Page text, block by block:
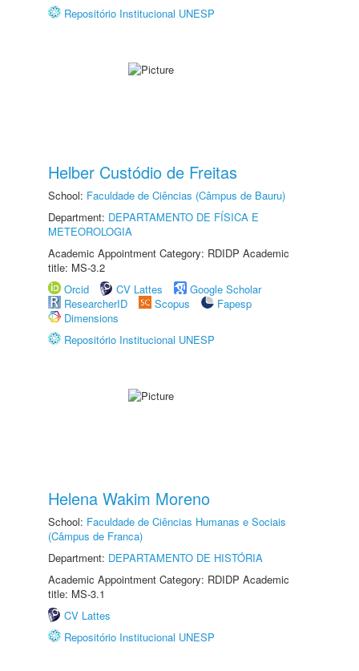
Repositório Institucional UNESP
Helber Custódio de Freitas
School: Faculdade de Ciências (Câmpus de Bauru)
Department: DEPARTAMENTO DE FÍSICA E
METEOROLOGIA
Academic Appointment Category: RDIDP Academic
title: MS-3.2
Orcid
CV Lattes
Google Scholar
ResearcherID
Scopus
Fapesp
Dimensions
Repositório Institucional UNESP
Helena Wakim Moreno
School: Faculdade de Ciências Humanas e Sociais
(Câmpus de Franca)
Department: DEPARTAMENTO DE HISTÓRIA
Academic Appointment Category: RDIDP Academic
title: MS-3.1
CV Lattes
Repositório Institucional UNESP